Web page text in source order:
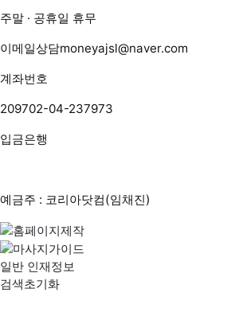
주말 · 공휴일 휴무
이메일상담moneyajsl@naver.com
계좌번호
209702-04-237973
입금은행
예금주 : 코리아닷컴(임채진)
일반 인재정보
검색초기화